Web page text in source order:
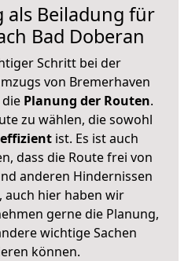
als Beiladung für
Bad Doberan
Schritt bei der
von Bremerhaven
Planung der Routen.
zu wählen, die sowohl
ist. Es ist auch
dass die Route frei von
anderen Hindernissen
auch hier haben wir
gerne die Planung,
wichtige Sachen
können.